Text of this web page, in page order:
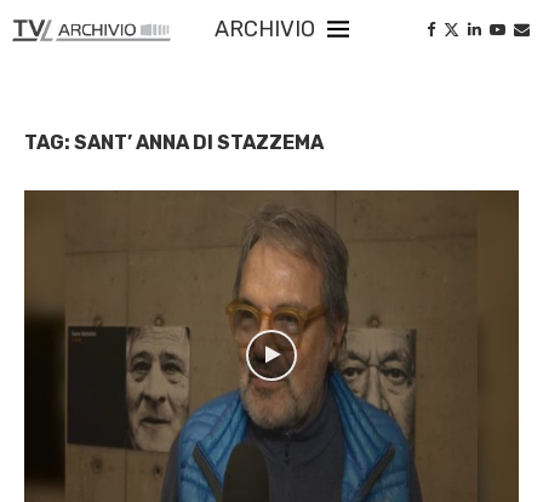
ARCHIVIO
TAG: SANT’ ANNA DI STAZZEMA